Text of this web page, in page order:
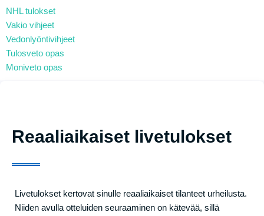
NHL tulokset
Vakio vihjeet
Vedonlyöntivihjeet
Tulosveto opas
Moniveto opas
Reaaliaikaiset livetulokset
Livetulokset kertovat sinulle reaaliaikaiset tilanteet urheilusta.
Niiden avulla otteluiden seuraaminen on kätevää, sillä